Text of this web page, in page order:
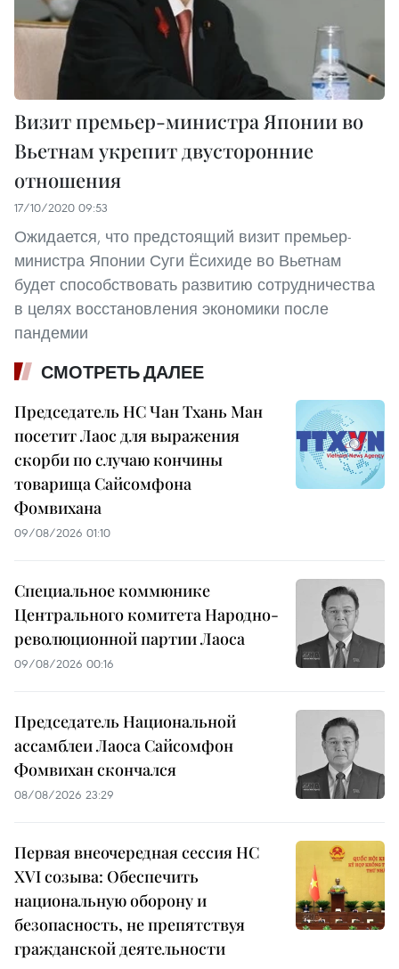
Визит премьер-министра Японии во
Вьетнам укрепит двусторонние
отношения
17/10/2020 09:53
Ожидается, что предстоящий визит премьер-
министра Японии Суги Ёсихиде во Вьетнам
будет способствовать развитию сотрудничества
в целях восстановления экономики после
пандемии
СМОТРЕТЬ ДАЛЕЕ
Председатель НС Чан Тхань Ман
посетит Лаос для выражения
скорби по случаю кончины
товарища Сайсомфона
Фомвихана
09/08/2026 01:10
Специальное коммюнике
Центрального комитета Народно-
революционной партии Лаоса
09/08/2026 00:16
Председатель Национальной
ассамблеи Лаоса Сайсомфон
Фомвихан скончался
08/08/2026 23:29
Первая внеочередная сессия НС
XVI созыва: Обеспечить
национальную оборону и
безопасность, не препятствуя
гражданской деятельности